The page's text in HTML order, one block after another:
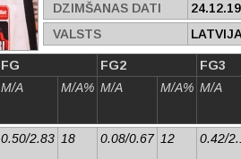
DZIMŠANAS DATI
VALSTS
FG FG2
FG3
M/A M/A% M/A M/A% M/A
0.50/2.83 18 0.08/0.67 12 0.42/